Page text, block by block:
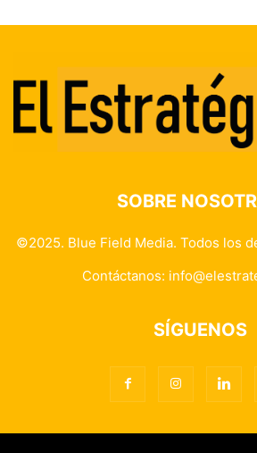
SOBRE
©2025. Blue Field Media. Todos los
Contáctanos:
SÍGUENOS